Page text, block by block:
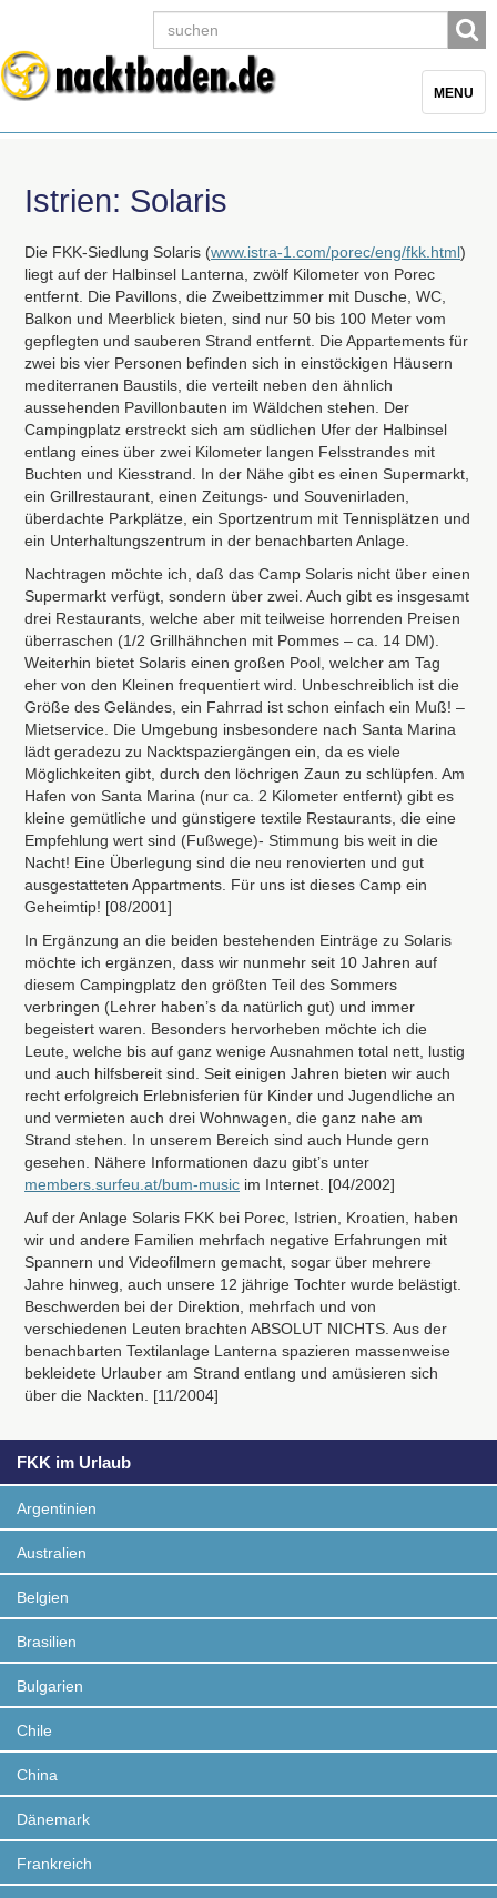
Toggle
MENU
Istrien: Solaris
Die FKK-Siedlung Solaris (www.istra-1.com/porec/eng/fkk.html)
liegt auf der Halbinsel Lanterna, zwölf Kilometer von Porec
entfernt. Die Pavillons, die Zweibettzimmer mit Dusche, WC,
Balkon und Meerblick bieten, sind nur 50 bis 100 Meter vom
gepflegten und sauberen Strand entfernt. Die Appartements für
zwei bis vier Personen befinden sich in einstöckigen Häusern
mediterranen Baustils, die verteilt neben den ähnlich
aussehenden Pavillonbauten im Wäldchen stehen. Der
Campingplatz erstreckt sich am südlichen Ufer der Halbinsel
entlang eines über zwei Kilometer langen Felsstrandes mit
Buchten und Kiesstrand. In der Nähe gibt es einen Supermarkt,
ein Grillrestaurant, einen Zeitungs- und Souvenirladen,
überdachte Parkplätze, ein Sportzentrum mit Tennisplätzen und
ein Unterhaltungszentrum in der benachbarten Anlage.
Nachtragen möchte ich, daß das Camp Solaris nicht über einen
Supermarkt verfügt, sondern über zwei. Auch gibt es insgesamt
drei Restaurants, welche aber mit teilweise horrenden Preisen
überraschen (1/2 Grillhähnchen mit Pommes – ca. 14 DM).
Weiterhin bietet Solaris einen großen Pool, welcher am Tag
eher von den Kleinen frequentiert wird. Unbeschreiblich ist die
Größe des Geländes, ein Fahrrad ist schon einfach ein Muß! –
Mietservice. Die Umgebung insbesondere nach Santa Marina
lädt geradezu zu Nacktspaziergängen ein, da es viele
Möglichkeiten gibt, durch den löchrigen Zaun zu schlüpfen. Am
Hafen von Santa Marina (nur ca. 2 Kilometer entfernt) gibt es
kleine gemütliche und günstigere textile Restaurants, die eine
Empfehlung wert sind (Fußwege)- Stimmung bis weit in die
Nacht! Eine Überlegung sind die neu renovierten und gut
ausgestatteten Appartments. Für uns ist dieses Camp ein
Geheimtip! [08/2001]
In Ergänzung an die beiden bestehenden Einträge zu Solaris
möchte ich ergänzen, dass wir nunmehr seit 10 Jahren auf
diesem Campingplatz den größten Teil des Sommers
verbringen (Lehrer haben’s da natürlich gut) und immer
begeistert waren. Besonders hervorheben möchte ich die
Leute, welche bis auf ganz wenige Ausnahmen total nett, lustig
und auch hilfsbereit sind. Seit einigen Jahren bieten wir auch
recht erfolgreich Erlebnisferien für Kinder und Jugendliche an
und vermieten auch drei Wohnwagen, die ganz nahe am
Strand stehen. In unserem Bereich sind auch Hunde gern
gesehen. Nähere Informationen dazu gibt’s unter
members.surfeu.at/bum-music im Internet. [04/2002]
Auf der Anlage Solaris FKK bei Porec, Istrien, Kroatien, haben
wir und andere Familien mehrfach negative Erfahrungen mit
Spannern und Videofilmern gemacht, sogar über mehrere
Jahre hinweg, auch unsere 12 jährige Tochter wurde belästigt.
Beschwerden bei der Direktion, mehrfach und von
verschiedenen Leuten brachten ABSOLUT NICHTS . Aus der
benachbarten Textilanlage Lanterna spazieren massenweise
bekleidete Urlauber am Strand entlang und amüsieren sich
über die Nackten. [11/2004]
FKK im Urlaub
Argentinien
Australien
Belgien
Brasilien
Bulgarien
Chile
China
Dänemark
Frankreich